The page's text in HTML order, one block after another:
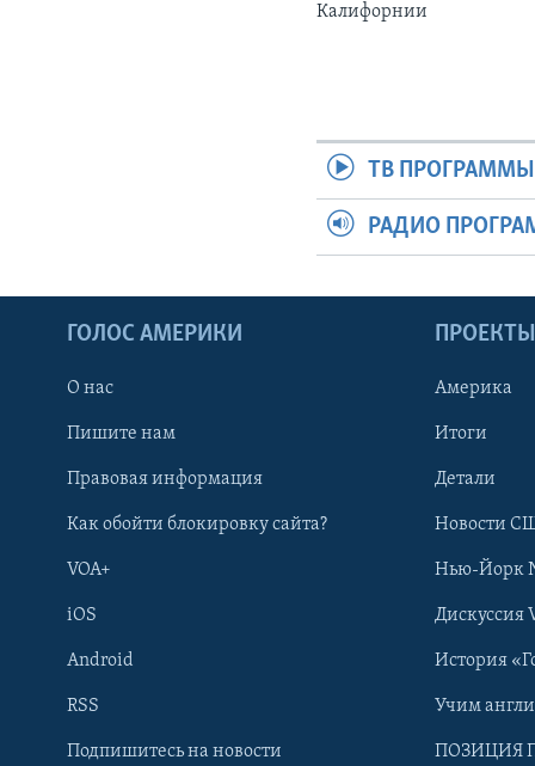
Learning English
Калифорнии
ТВ ПРОГРАММЫ
РАДИО
ГОЛОС АМЕРИКИ
О нас
Пишите нам
Правовая информация
Как обойти блокировку сайта?
VOA+
iOS
Android
RSS
Подпишитесь на новости
ПРОЕКТЫ
Америка
Итоги
Детали
Новости
Нью-Йорк
Дискуссия
История
Учим
ПОЗИЦИЯ